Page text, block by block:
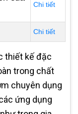
Chi tiết
Chi tiết
thiết kế đặc
trong chất
chuyên dụng
ứng dụng